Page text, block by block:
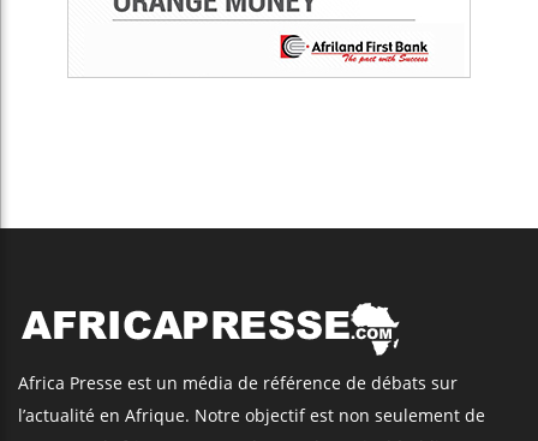
Africa Presse est un média de référence de débats sur
l’actualité en Afrique. Notre objectif est non seulement de